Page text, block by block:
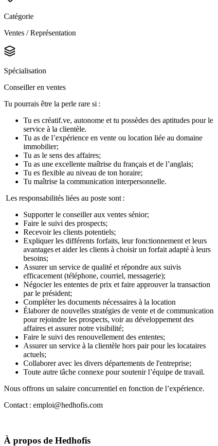
Catégorie
Ventes / Représentation
Spécialisation
Conseiller en ventes
Tu pourrais être la perle rare si :
Tu es créatif.ve, autonome et tu possèdes des aptitudes pour le
service à la clientèle.
Tu as de l’expérience en vente ou location liée au domaine
immobilier;
Tu as le sens des affaires;
Tu as une excellente maîtrise du français et de l’anglais;
Tu es flexible au niveau de ton horaire;
Tu maîtrise la communication interpersonnelle.
Les responsabilités liées au poste sont :
Supporter le conseiller aux ventes sénior;
Faire le suivi des prospects;
Recevoir les clients potentiels;
Expliquer les différents forfaits, leur fonctionnement et leurs
avantages et aider les clients à choisir un forfait adapté à leurs
besoins;
Assurer un service de qualité et répondre aux suivis
efficacement (téléphone, courriel, messagerie);
Négocier les ententes de prix et faire approuver la transaction
par le président;
Compléter les documents nécessaires à la location
Élaborer de nouvelles stratégies de vente et de communication
pour rejoindre les prospects, voir au développement des
affaires et assurer notre visibilité;
Faire le suivi des renouvellement des ententes;
Assurer un service à la clientèle hors pair pour les locataires
actuels;
Collaborer avec les divers départements de l'entreprise;
Toute autre tâche connexe pour soutenir l’équipe de travail.
Nous offrons un salaire concurrentiel en fonction de l’expérience.
Contact : emploi@hedhofis.com
À propos de Hedhofis